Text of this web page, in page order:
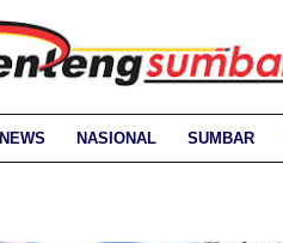
NEWS NASIONAL SUMBAR